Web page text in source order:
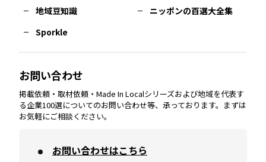
三重エリア
兵庫エリア
奈良エリア
和歌山エリア
徳島エリア
香川エリア
愛媛エリア
大分エリア
宮崎エリア
鹿児島エリア
地域豆知識
ニッポンの百選大全集
Sporkle
お問い合わせ
掲載依頼・取材依頼・Made In Localシリーズおよび地域を代表す
る企業100選についてのお問い合わせ等、承っております。まずは
お気軽にご相談ください。
お問い合わせはこちら